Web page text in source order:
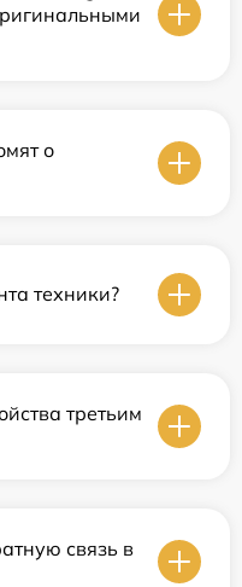
о
техники?
третьим
связь в